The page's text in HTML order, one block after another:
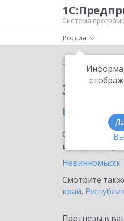
Система
Россия
Главная
в
Ознакомьтесь
внедрение
Невинномысск
Смотрите
край,
Партнеры в